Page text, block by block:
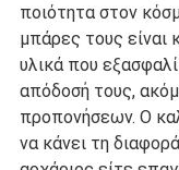
ποιότητα στον
μπάρες τους είναι
υλικά που
απόδοσή τους,
προπονήσεων. Ο
να κάνει τη